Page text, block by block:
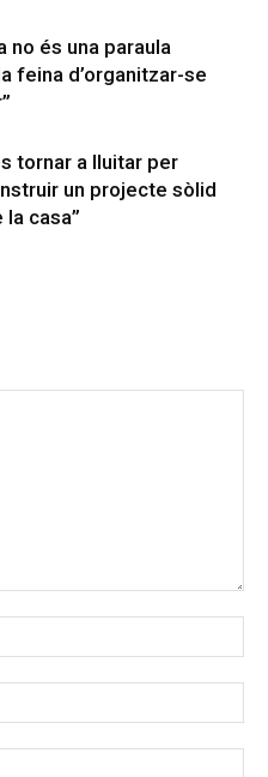
no és una paraula
feina d’organitzar-se
tornar a lluitar per
un projecte sòlid
casa”